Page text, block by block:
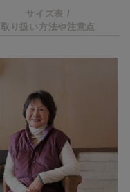
サイズ表 /
取り扱い方法や注意点